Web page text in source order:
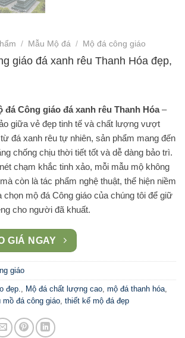
/ Mẫu Mộ đá / Mộ đá công giáo
giáo đá xanh rêu Thanh Hóa đẹp,
đá Công giáo đá xanh rêu Thanh Hóa–
giữa vẻ đẹp tinh tế và chất lượng vượt
đá xanh rêu tự nhiên, sản phẩm mang đến
chống chịu thời tiết tốt và dễ dàng bảo trì.
chạm khắc tinh xảo, mỗi mẫu mộ không
còn là tác phẩm nghệ thuật, thể hiện niềm
chọn mộ đá Công giáo của chúng tôi để giữ
cho người đã khuất.
GIÁ NGAY
giáo
đẹp., Mộ đá chất lượng cao, mộ đá thanh hóa,
mồ đá công giáo, thiết kế mộ đá đẹp